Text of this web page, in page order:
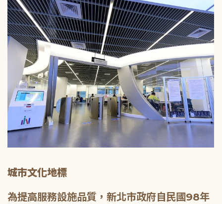
城市文化地標
為提高服務設施品質，新北市政府自民國98年